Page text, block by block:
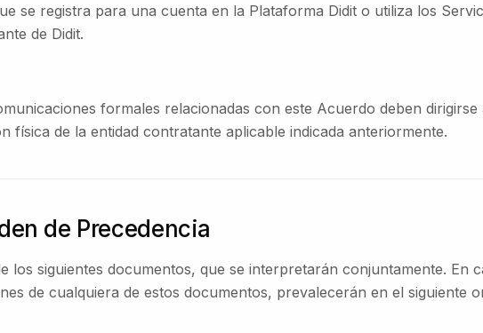
se registra para una cuenta en la Plataforma Didit o utiliza los
de Didit.
formales relacionadas con este Acuerdo deben dirigirse
física de la entidad contratante aplicable indicada anteriormente.
de Precedencia
los siguientes documentos, que se interpretarán conjuntamente. En
de cualquiera de estos documentos, prevalecerán en el siguiente